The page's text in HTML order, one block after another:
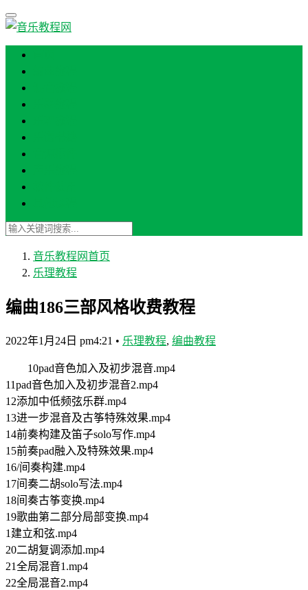
音乐教程网首页
乐理教程
编曲186三部风格收费教程
2022年1月24日 pm4:21 • 乐理教程, 编曲教程
10pad音色加入及初步混音.mp4
11pad音色加入及初步混音2.mp4
12添加中低频弦乐群.mp4
13进一步混音及古筝特殊效果.mp4
14前奏构建及笛子solo写作.mp4
15前奏pad融入及特殊效果.mp4
16/间奏构建.mp4
17间奏二胡solo写法.mp4
18间奏古筝变换.mp4
19歌曲第二部分局部变换.mp4
1建立和弦.mp4
20二胡复调添加.mp4
21全局混音1.mp4
22全局混音2.mp4